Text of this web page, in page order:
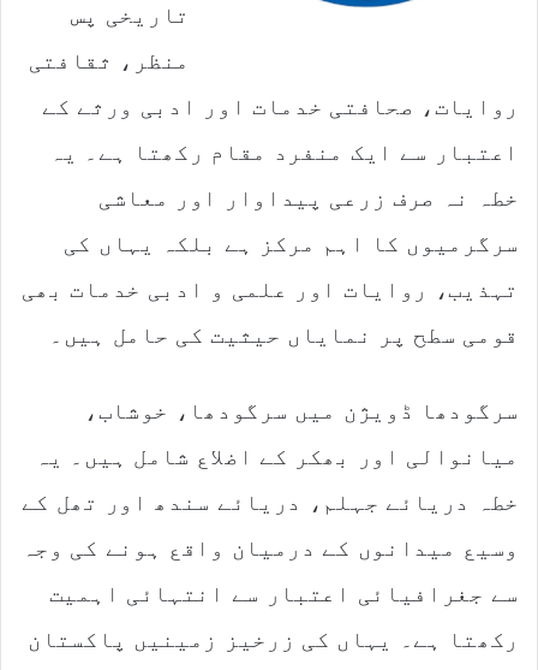
تاریخی پس
منظر، ثقافتی
روایات، صحافتی خدمات اور ادبی ورثے کے
اعتبار سے ایک منفرد مقام رکھتا ہے۔ یہ
خطہ نہ صرف زرعی پیداوار اور معاشی
سرگرمیوں کا اہم مرکز ہے بلکہ یہاں کی
تہذیب، روایات اور علمی و ادبی خدمات بھی
قومی سطح پر نمایاں حیثیت کی حامل ہیں۔
سرگودھا ڈویژن میں سرگودھا، خوشاب،
میانوالی اور بھکر کے اضلاع شامل ہیں۔ یہ
خطہ دریائے جہلم، دریائے سندھ اور تھل کے
وسیع میدانوں کے درمیان واقع ہونے کی وجہ
سے جغرافیائی اعتبار سے انتہائی اہمیت
رکھتا ہے۔ یہاں کی زرخیز زمینیں پاکستان